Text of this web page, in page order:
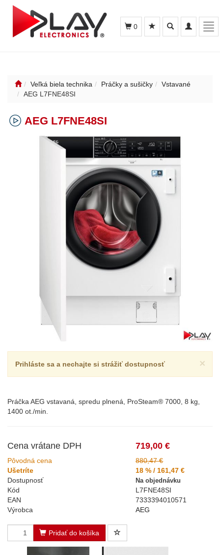
Toggle
navigation
Toggle
search
0
Veľká biela technika Práčky a sušičky
Vstavané
AEG L7FNE48SI
AEG L7FNE48SI
×
Prihláste sa a nechajte si strážiť dostupnosť
Práčka AEG vstavaná, spredu plnená, ProSteam® 7000, 8 kg,
1400 ot./min.
Cena vrátane DPH 719,00 €
Pôvodná cena
880,47 €
Ušetríte
18 % / 161,47 €
Dostupnosť
Na objednávku
Kód
L7FNE48SI
EAN
7333394010571
Výrobca
AEG
Pridať do košíka